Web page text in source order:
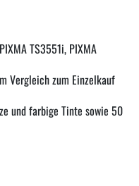
TS3551i, PIXMA
Vergleich zum Einzelkauf
und farbige Tinte sowie 50